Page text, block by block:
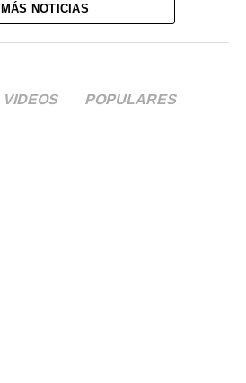
MÁS NOTICIAS
VIDEOS POPULARES